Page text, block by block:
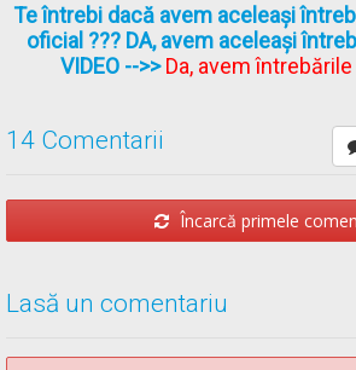
transpirații reci;
greutate în respirație;
Răspunsul corect este: B
Te întrebi dacă avem aceleași
oficial ??? DA, avem aceleași
VIDEO -->>Da, avem întrebările
14 Comentarii
Încarcă primele
Lasă un comentariu